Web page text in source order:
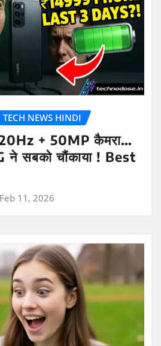
TECH NEWS HINDI
+ 50MP कैमरा…
सबको चौंकाया ! Best
Feb 11, 2026